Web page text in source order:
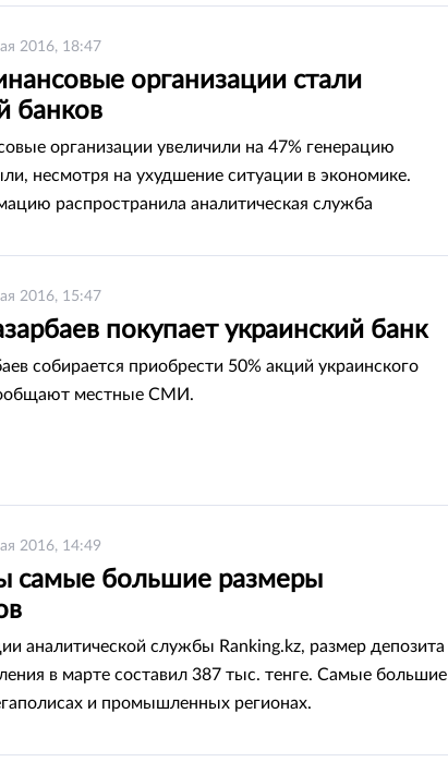
2016, 18:47
организации стали
банков
организации увеличили на 47% генерацию
несмотря на ухудшение ситуации в экономике.
распространила аналитическая служба
2016, 15:47
покупает украинский банк
собирается приобрести 50% акций украинского
местные СМИ.
2016, 14:49
самые большие размеры
аналитической службы Ranking.kz, размер депозита
в марте составил 387 тыс. тенге. Самые большие
и промышленных регионах.